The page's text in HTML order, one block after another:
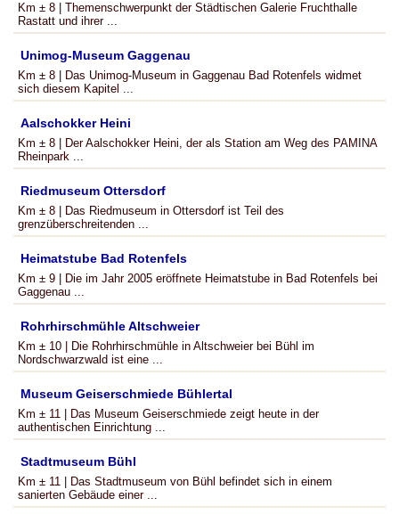
Km ± 8 | Themenschwerpunkt der Städtischen Galerie Fruchthalle
Rastatt und ihrer ...
Unimog-Museum Gaggenau
Km ± 8 | Das Unimog-Museum in Gaggenau Bad Rotenfels widmet
sich diesem Kapitel ...
Aalschokker Heini
Km ± 8 | Der Aalschokker Heini, der als Station am Weg des PAMINA
Rheinpark ...
Riedmuseum Ottersdorf
Km ± 8 | Das Riedmuseum in Ottersdorf ist Teil des
grenzüberschreitenden ...
Heimatstube Bad Rotenfels
Km ± 9 | Die im Jahr 2005 eröffnete Heimatstube in Bad Rotenfels bei
Gaggenau ...
Rohrhirschmühle Altschweier
Km ± 10 | Die Rohrhirschmühle in Altschweier bei Bühl im
Nordschwarzwald ist eine ...
Museum Geiserschmiede Bühlertal
Km ± 11 | Das Museum Geiserschmiede zeigt heute in der
authentischen Einrichtung ...
Stadtmuseum Bühl
Km ± 11 | Das Stadtmuseum von Bühl befindet sich in einem
sanierten Gebäude einer ...